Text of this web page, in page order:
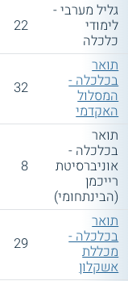
גליל מערבי -
לימודי
כלכלה
22
תואר
בכלכלה -
המסלול
האקדמי
32
תואר
בכלכלה -
אוניברסיטת
רייכמן
(הבינתחומי)
8
תואר
בכלכלה -
מכללת
אשקלון
29